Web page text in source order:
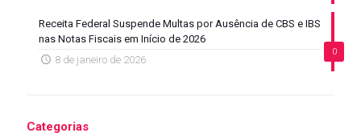
0
Receita Federal Suspende Multas por Ausência de CBS e IBS
nas Notas Fiscais em Início de 2026
8 de janeiro de 2026
Categorias